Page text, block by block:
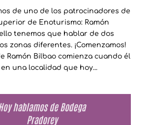
de uno de los patrocinadores de
de Enoturismo: Ramón
tenemos que hablar de dos
zonas diferentes. ¡Comenzamos!
Ramón Bilbao comienza cuando él
en una localidad que hoy...